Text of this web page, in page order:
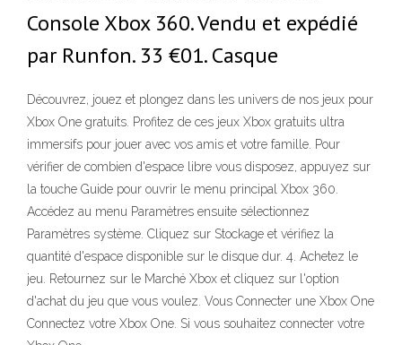
Console Xbox 360. Vendu et expédié
par Runfon. 33 €01. Casque
Découvrez, jouez et plongez dans les univers de nos jeux pour
Xbox One gratuits. Profitez de ces jeux Xbox gratuits ultra
immersifs pour jouer avec vos amis et votre famille. Pour
vérifier de combien d'espace libre vous disposez, appuyez sur
la touche Guide pour ouvrir le menu principal Xbox 360.
Accédez au menu Paramètres ensuite sélectionnez
Paramètres système. Cliquez sur Stockage et vérifiez la
quantité d'espace disponible sur le disque dur. 4. Achetez le
jeu. Retournez sur le Marché Xbox et cliquez sur l'option
d'achat du jeu que vous voulez. Vous Connecter une Xbox One
Connectez votre Xbox One. Si vous souhaitez connecter votre